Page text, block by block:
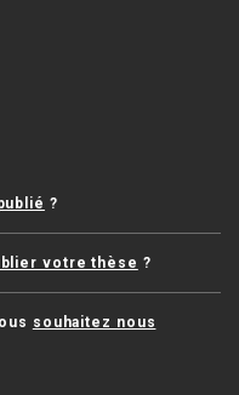
?
votre thèse ?
souhaitez nous